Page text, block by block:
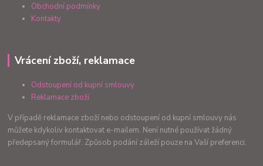
Obchodní podmínky
Kontakty
Vrácení zboží, reklamace
Odstoupení od kupní smlouvy
Reklamace zboží
V případě reklamace zboží nebo odstoupení od kupní smlouvy nás
můžete kdykoliv kontaktovat e-mailem. Není nutné používat žádný
předepsaný formulář. Způsob podání záleží pouze na Vaší preferenci.